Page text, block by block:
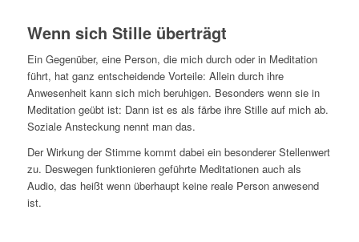
Wenn sich Stille überträgt
Ein Gegenüber, eine Person, die mich durch oder in Meditation
führt, hat ganz entscheidende Vorteile: Allein durch ihre
Anwesenheit kann sich mich beruhigen. Besonders wenn sie in
Meditation geübt ist: Dann ist es als färbe ihre Stille auf mich ab.
Soziale Ansteckung nennt man das.
Der Wirkung der Stimme kommt dabei ein besonderer Stellenwert
zu. Deswegen funktionieren geführte Meditationen auch als
Audio, das heißt wenn überhaupt keine reale Person anwesend
ist.